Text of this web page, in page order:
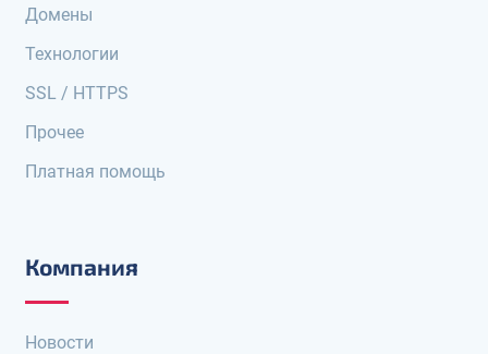
Домены
Технологии
SSL / HTTPS
Прочее
Платная помощь
Компания
Новости